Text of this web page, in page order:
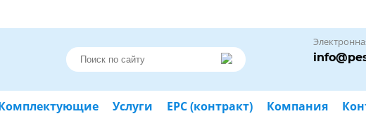
Услуги ЕРС (контракт) Компания